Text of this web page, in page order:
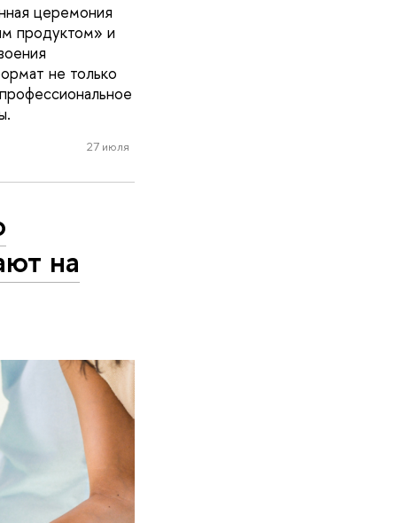
церемония
продуктом» и
не только
27 июля
на